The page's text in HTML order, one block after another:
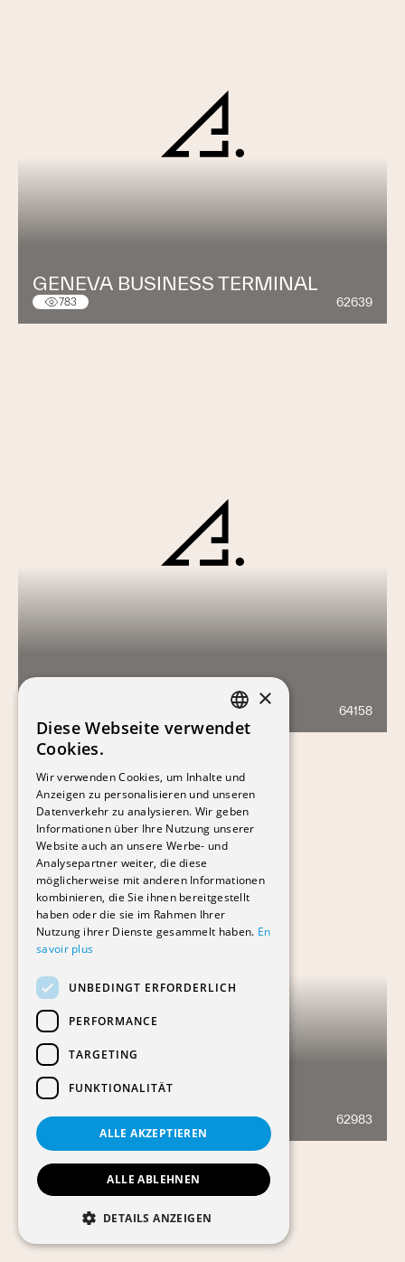
GENEVA BUSINESS TERMINAL
783 62639
64158
BOPC
997 62983
FRENCH
×
Diese Webseite verwendet
Cookies.
Wir verwenden Cookies, um Inhalte und
Anzeigen zu personalisieren und unseren
Datenverkehr zu analysieren. Wir geben
Informationen über Ihre Nutzung unserer
Website auch an unsere Werbe- und
Analysepartner weiter, die diese
möglicherweise mit anderen Informationen
kombinieren, die Sie ihnen bereitgestellt
haben oder die sie im Rahmen Ihrer
Nutzung ihrer Dienste gesammelt haben. En
savoir plus
UNBEDINGT ERFORDERLICH
PERFORMANCE
TARGETING
FUNKTIONALITÄT
ALLE AKZEPTIEREN
ALLE ABLEHNEN
DETAILS ANZEIGEN